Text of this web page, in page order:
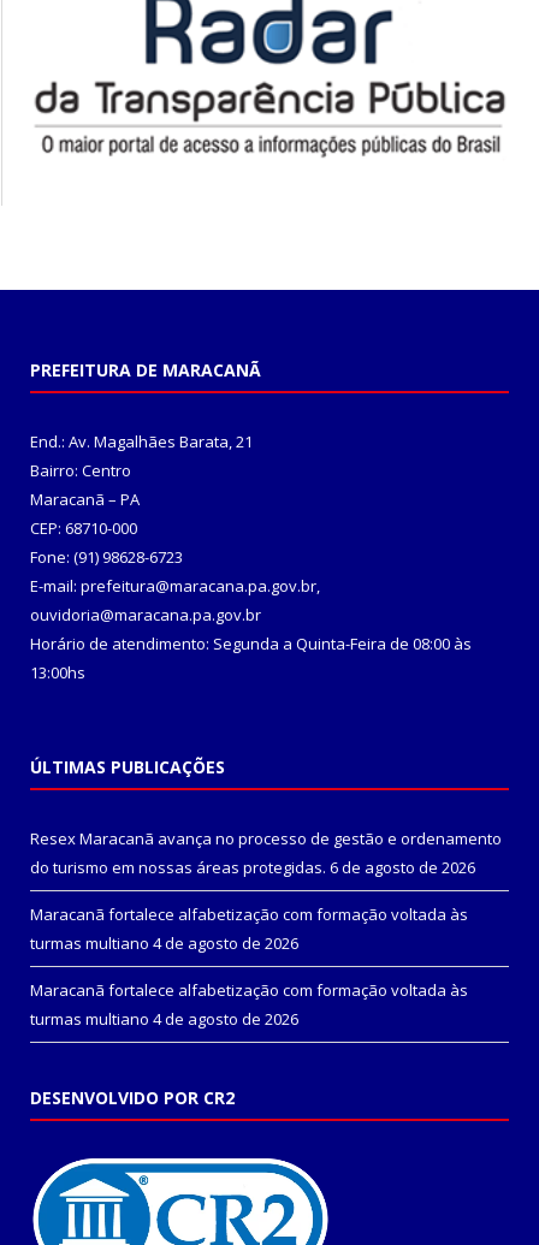
PREFEITURA DE MARACANÃ
End.: Av. Magalhães Barata, 21
Bairro: Centro
Maracanã – PA
CEP: 68710-000
Fone: (91) 98628-6723
E-mail: prefeitura@maracana.pa.gov.br,
ouvidoria@maracana.pa.gov.br
Horário de atendimento: Segunda a Quinta-Feira de 08:00 às
13:00hs
ÚLTIMAS PUBLICAÇÕES
Resex Maracanã avança no processo de gestão e ordenamento
do turismo em nossas áreas protegidas. 6 de agosto de 2026
Maracanã fortalece alfabetização com formação voltada às
turmas multiano 4 de agosto de 2026
Maracanã fortalece alfabetização com formação voltada às
turmas multiano 4 de agosto de 2026
DESENVOLVIDO POR CR2